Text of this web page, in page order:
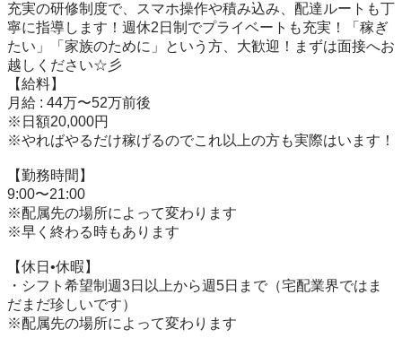
充実の研修制度で、スマホ操作や積み込み、配達ルートも丁
寧に指導します！週休2日制でプライベートも充実！「稼ぎ
たい」「家族のために」という方、大歓迎！まずは面接へお
越しください☆彡
【給料】
月給 : 44万〜52万前後
※日額20,000円
※やればやるだけ稼げるのでこれ以上の方も実際はいます！
【勤務時間】
9:00〜21:00
※配属先の場所によって変わります
※早く終わる時もあります
【休日•休暇】
・シフト希望制週3日以上から週5日まで（宅配業界ではま
だまだ珍しいです）
※配属先の場所によって変わります